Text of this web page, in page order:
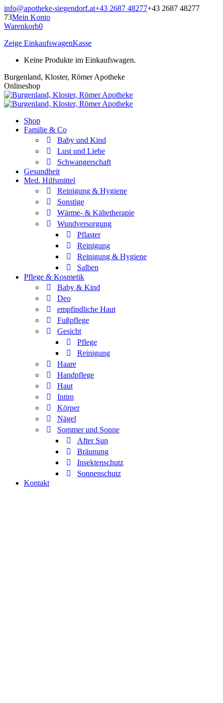
Zum
Inhalt
springen
info@apotheke-siegendorf.at+43 2687 48277+43 2687 48277
73Mein Konto
Warenkorb0
Zeige EinkaufswagenKasse
Keine Produkte im Einkaufswagen.
Burgenland, Kloster, Römer Apotheke
Onlineshop
Shop
Familie & Co
Baby und Kind
Lust und Liebe
Schwangerschaft
Gesundheit
Med. Hilfsmittel
Reinigung & Hygiene
Sonstige
Wärme- & Kältetherapie
Wundversorgung
Pflaster
Reinigung
Reinigung & Hygiene
Salben
Pflege & Kosmetik
Baby & Kind
Deo
empfindliche Haut
Fußpflege
Gesicht
Pflege
Reinigung
Haare
Handpflege
Haut
Intim
Körper
Nägel
Sommer und Sonne
After Sun
Bräunung
Insektenschutz
Sonnenschutz
Kontakt